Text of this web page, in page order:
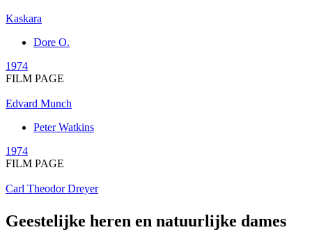
Kaskara
Dore O.
1974
FILM PAGE
Edvard Munch
Peter Watkins
1974
FILM PAGE
Carl Theodor Dreyer
Geestelijke heren en natuurlijke dames